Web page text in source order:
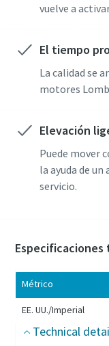
vuelve a
El tiempo
La calidad se
motores
Elevación
Puede mover
la ayuda de un
servicio.
Especificaciones
Métrico
EE. UU./Imperial
Technical